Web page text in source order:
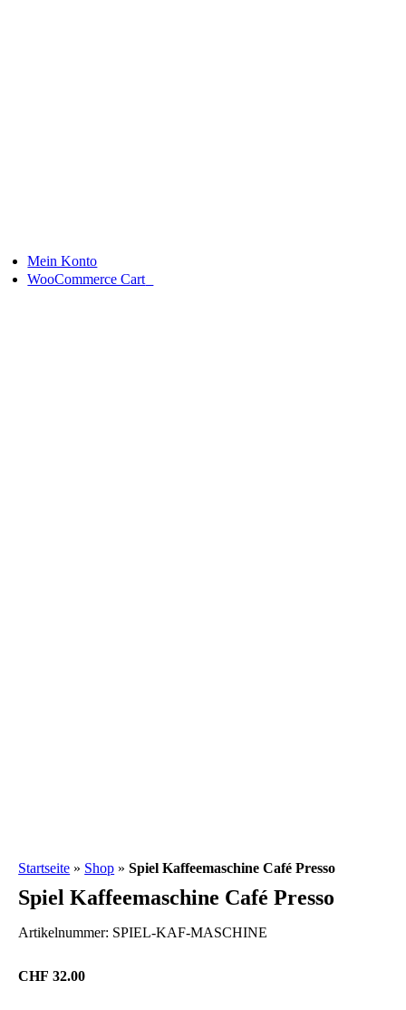
Mein Konto
WooCommerce Cart0
Startseite » Shop »Spiel Kaffeemaschine Café Presso
Spiel Kaffeemaschine Café Presso
Artikelnummer: SPIEL-KAF-MASCHINE
CHF 32.00